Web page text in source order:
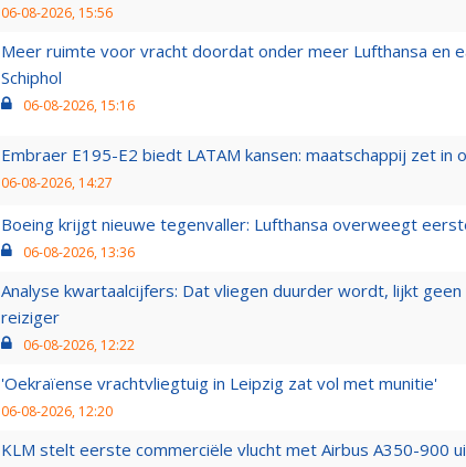
06-08-2026, 15:56
Meer ruimte voor vracht doordat onder meer Lufthansa en
Schiphol
06-08-2026, 15:16
Embraer E195-E2 biedt LATAM kansen: maatschappij zet in
06-08-2026, 14:27
Boeing krijgt nieuwe tegenvaller: Lufthansa overweegt
06-08-2026, 13:36
Analyse kwartaalcijfers: Dat vliegen duurder wordt, lijkt
reiziger
06-08-2026, 12:22
'Oekraïense vrachtvliegtuig in Leipzig zat vol met munitie'
06-08-2026, 12:20
KLM stelt eerste commerciële vlucht met Airbus A350-900